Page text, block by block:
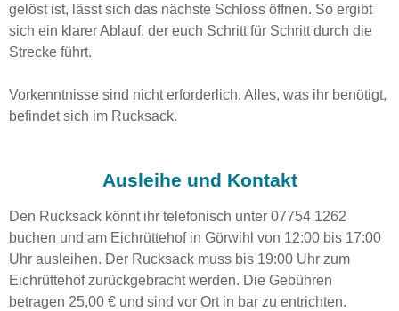
gelöst ist, lässt sich das nächste Schloss öffnen. So ergibt
sich ein klarer Ablauf, der euch Schritt für Schritt durch die
Strecke führt.
Vorkenntnisse sind nicht erforderlich. Alles, was ihr benötigt,
befindet sich im Rucksack.
Ausleihe und Kontakt
Den Rucksack könnt ihr telefonisch unter 07754 1262
buchen und am Eichrüttehof in Görwihl von 12:00 bis 17:00
Uhr ausleihen. Der Rucksack muss bis 19:00 Uhr zum
Eichrüttehof zurückgebracht werden. Die Gebühren
betragen 25,00 € und sind vor Ort in bar zu entrichten.